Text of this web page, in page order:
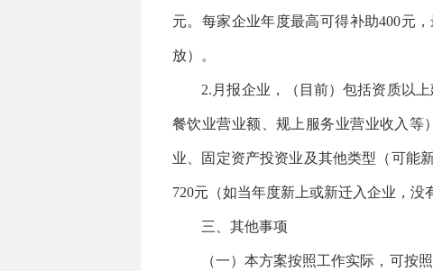
元。每家企业年度最高可得补助400元
放）。
2.月报企业，（目前）包括资质以上
餐饮业营业额、规上服务业营业收入等
业、固定资产投资业及其他类型（可能
720元（如当年度新上或新迁入企业，没
三、其他事项
（一）本方案按照工作实际，可按照